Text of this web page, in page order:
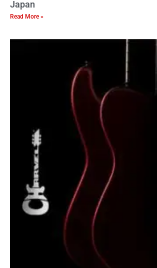
Japan
Read More »